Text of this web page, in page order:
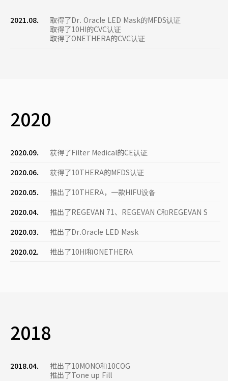
2021.08.
取得了Dr. Oracle LED Mask的MFDS认证
取得了10HI的CVC认证
取得了ONETHERA的CVC认证
2020
2020.09.
获得了Filter Medical的CE认证
2020.06.
获得了10THERA的MFDS认证
2020.05.
推出了10THERA，一款HIFU设备
2020.04.
推出了REGEVAN 71、REGEVAN C和REGEVAN S
2020.03.
推出了Dr.Oracle LED Mask
2020.02.
推出了10HI和ONETHERA
2018
2018.04.
推出了10MONO和10COG
推出了Tone up Fill